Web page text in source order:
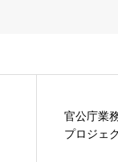
官公庁業
プロジェ